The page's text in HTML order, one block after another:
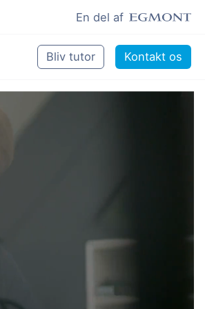
En del af
underviser
Bliv tutor Kontakt os